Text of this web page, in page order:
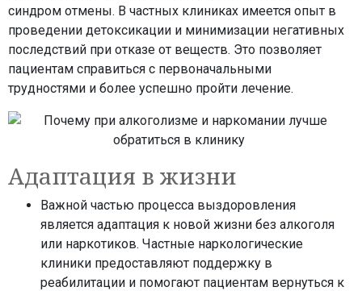
синдром отмены. В частных клиниках имеется опыт в
проведении детоксикации и минимизации негативных
последствий при отказе от веществ. Это позволяет
пациентам справиться с первоначальными
трудностями и более успешно пройти лечение.
Адаптация в жизни
Важной частью процесса выздоровления
является адаптация к новой жизни без алкоголя
или наркотиков. Частные наркологические
клиники предоставляют поддержку в
реабилитации и помогают пациентам вернуться к